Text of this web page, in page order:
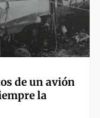
de un avión
la